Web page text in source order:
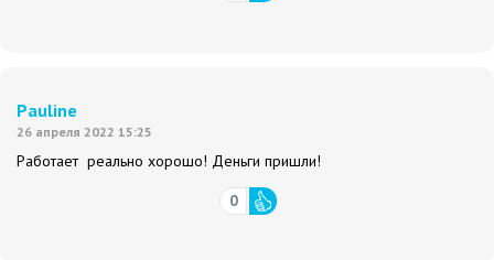
Pauline
26 апреля 2022 15:25
Работает реально хорошо! Деньги пришли!
0